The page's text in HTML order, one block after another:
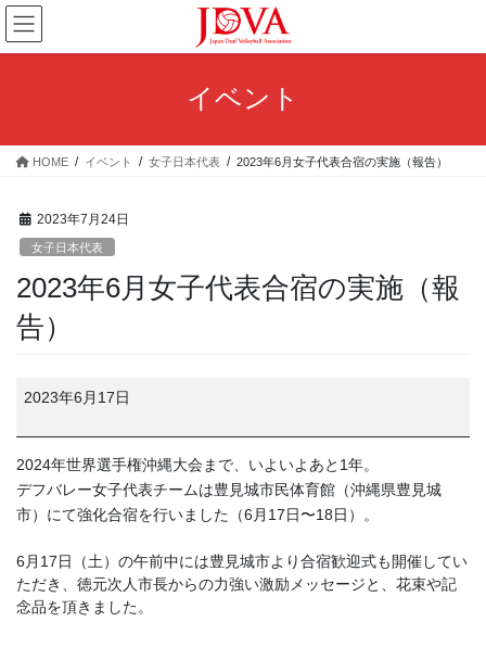
コ
ン
テ
ス
ナ
ビ
ゲ
ン
イベント
HOME イベント 女子日本代表 2023年6月女子代表合宿の実施（報告）
2023年7月24日
女子日本代表
2023年6月女子代表合宿の実施（報
告）
2023
6
月
子
代
合
宿
の
2023年6月17日
2024年世界選手権沖縄大会まで、いよいよあと1年。
デフバレー女子代表チームは豊見城市民体育館（沖縄県豊見城
市）にて強化合宿を行いました（6月17日〜18日）。
6 月 17日（土） の午前中には豊見城市より合宿歓迎式も開催してい
ただき、徳元次人市長からの力強い激励メッセージと、花束や記
念品を頂きました。